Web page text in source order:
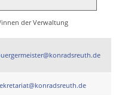
der Verwaltung